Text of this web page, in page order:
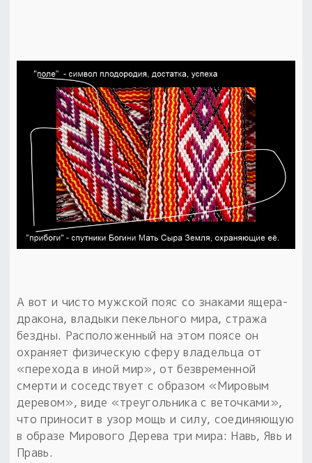
А вот и чисто мужской пояс со знаками ящера-
дракона, владыки пекельного мира, стража
бездны. Расположенный на этом поясе он
охраняет физическую сферу владельца от
«перехода в иной мир», от безвременной
смерти и соседствует с образом «Мировым
деревом», виде «треугольника с веточками»,
что приносит в узор мощь и силу, соединяющую
в образе Мирового Дерева три мира: Навь, Явь и
Правь.